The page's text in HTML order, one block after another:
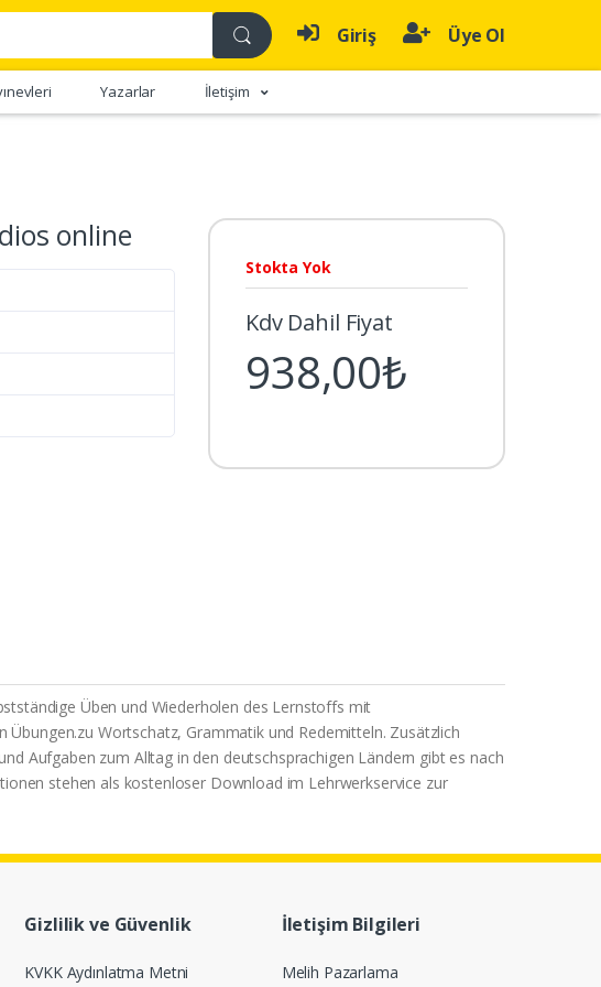
Giriş Üye Ol
Yazarlar İletişim
online
Stokta Yok
Kdv Dahil Fiyat
938,00₺
Üben und Wiederholen des Lernstoffs mit
Wortschatz, Grammatik und Redemitteln. Zusätzlich
Aufgaben zum Alltag in den deutschsprachigen Ländern gibt es nach
stehen als kostenloser Download im Lehrwerkservice zur
Gizlilik ve Güvenlik
KVKK Aydınlatma Metni
İletişim Bilgileri
Melih Pazarlama